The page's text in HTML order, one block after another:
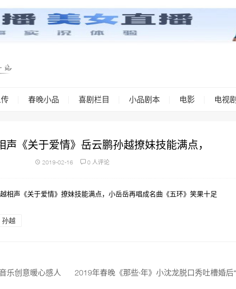
春晚小品 喜剧栏目 小品剧本 电影 电视剧
声《关于爱情》岳云鹏孙越撩妹技能满点，
2019-02-16 0 人评论
相声《关于爱情》撩妹技能满点，小岳岳再唱成名曲《五环》笑果十足
孙越
乐创意暖心感人